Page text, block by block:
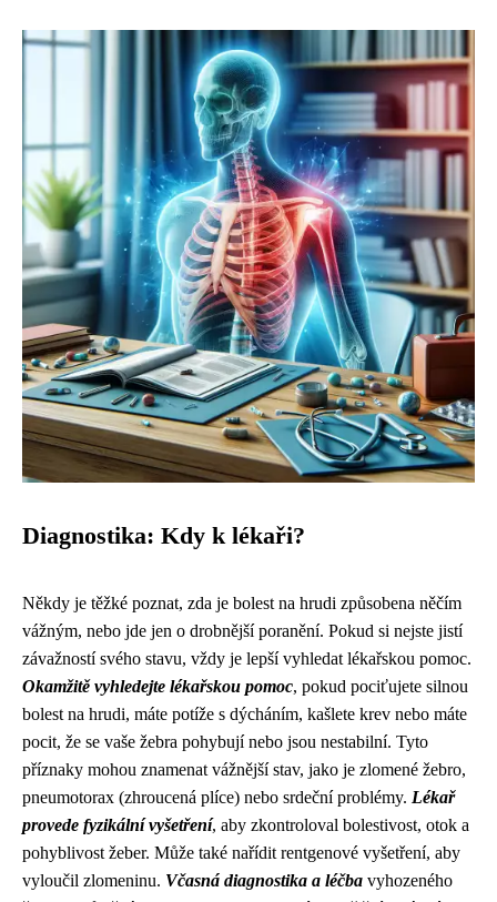
Diagnostika: Kdy k lékaři?
Někdy je těžké poznat, zda je bolest na hrudi způsobena něčím
vážným, nebo jde jen o drobnější poranění. Pokud si nejste jistí
závažností svého stavu, vždy je lepší vyhledat lékařskou pomoc.
Okamžitě vyhledejte lékařskou pomoc, pokud pociťujete silnou
bolest na hrudi, máte potíže s dýcháním, kašlete krev nebo máte
pocit, že se vaše žebra pohybují nebo jsou nestabilní. Tyto
příznaky mohou znamenat vážnější stav, jako je zlomené žebro,
pneumotorax (zhroucená plíce) nebo srdeční problémy. Lékař
provede fyzikální vyšetření, aby zkontroloval bolestivost, otok a
pohyblivost žeber. Může také nařídit rentgenové vyšetření, aby
vyloučil zlomeninu. Včasná diagnostika a léčba vyhozeného